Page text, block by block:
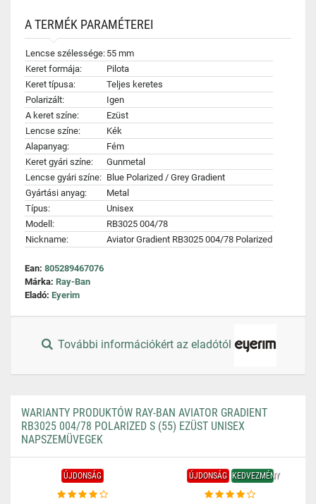
A TERMÉK PARAMÉTEREI
Lencse szélessége: 55 mm
Keret formája:
Pilota
Keret típusa:
Teljes keretes
Polarizált:
Igen
A keret színe:
Ezüst
Lencse színe:
Kék
Alapanyag:
Fém
Keret gyári színe:
Gunmetal
Lencse gyári színe: Blue Polarized / Grey Gradient
Gyártási anyag:
Metal
Típus:
Unisex
Modell:
RB3025 004/78
Nickname:
Aviator Gradient RB3025 004/78 Polarized
Ean: 805289467076
Márka: Ray-Ban
Eladó: Eyerim
További információkért az eladótól
WARIANTY PRODUKTÓW RAY-BAN AVIATOR GRADIENT
RB3025 004/78 POLARIZED S (55) EZÜST UNISEX
NAPSZEMÜVEGEK
ÚJDONSÁG ÚJDONSÁG KEDVEZMÉNY